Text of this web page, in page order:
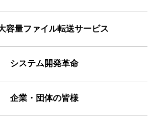
容量ファイル転送サービス
システム開発革命
企業・団体の皆様